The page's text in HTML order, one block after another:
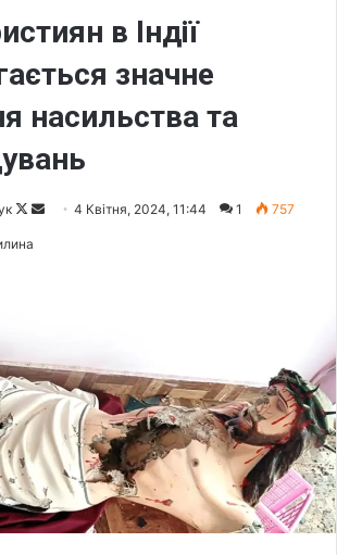
в Індії
значне
насильства та
F
o
n
X
e
m
i
l
4 Квітня, 2024, 11:44 1 757